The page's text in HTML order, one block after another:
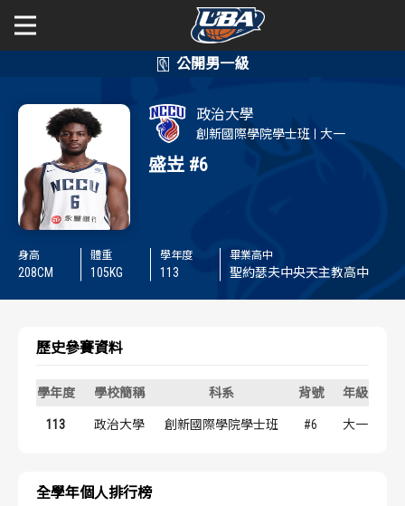
公開男一級 賽事資訊
球隊資訊
歷屆冠軍
公開女一級
賽事資訊
球隊資訊
歷屆冠軍
二級與一般組
新聞
政治大學
創新國際學院學士班 大一
盛岦 #6
身高
208CM
體重
105KG
學年度
113
畢業高中
聖約瑟夫中央天主教高中
歷史參賽資料
學年度 學校簡稱 科系 背號 年級
113 政治大學 創新國際學院學士班 #6 大一
全學年個人排行榜